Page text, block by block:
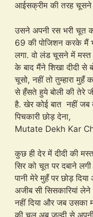
आईसक्रीम की तरह चूसने
उसने अपनी रस भरी चूत
69 की पोजिशन करके मैं
लगा. वो लंड चूसने में
के बाद मैंने शिखा दीदी
चूसो, नहीं तो तुम्हारा मुहँ
से हँसते हुये बोली की तेरे
है. खेर कोई बात नहीं जब
पिचकारी
Mutate Dekh Kar
कुछ ही देर में दीदी की
सिर को चूत पर दबाने
पानी मेरे मुहँ पर छोड़
अजीब सी सिसकारियां
नहीं दिया और जब उसका
की चल अब जल्दी से अपनी